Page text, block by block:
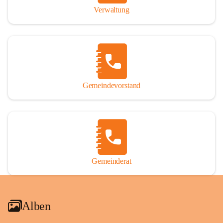
Verwaltung
Gemeindevorstand
Gemeinderat
Alben